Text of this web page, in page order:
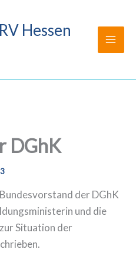
Hessen
DGhK
der DGhK
und die
Situation der